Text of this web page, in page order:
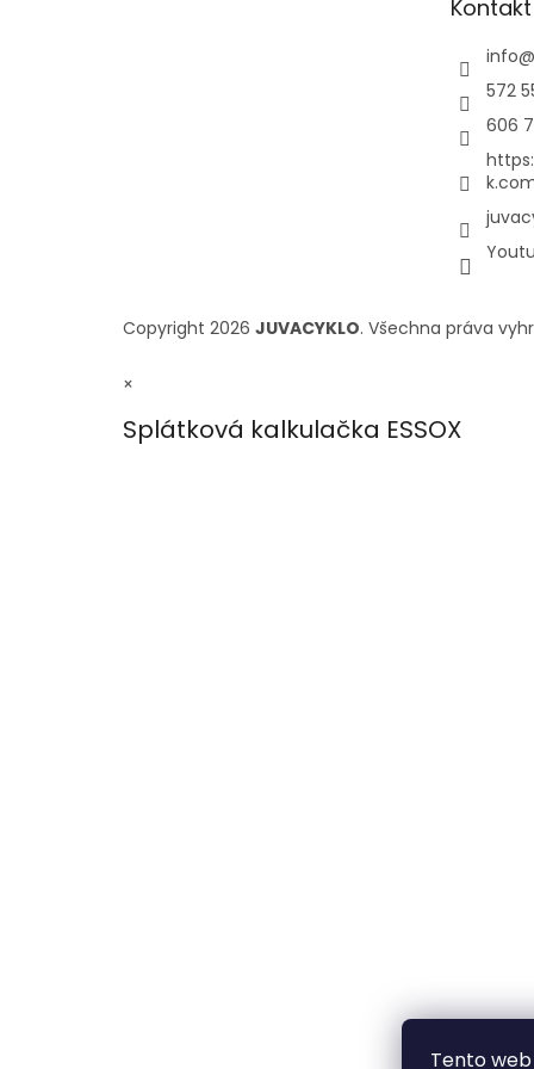
Tento
Kontakt
info@
572
606
Copyright 2026 JUVACYKLO. Všechna práva
×
Splátková kalkulačka ESSOX